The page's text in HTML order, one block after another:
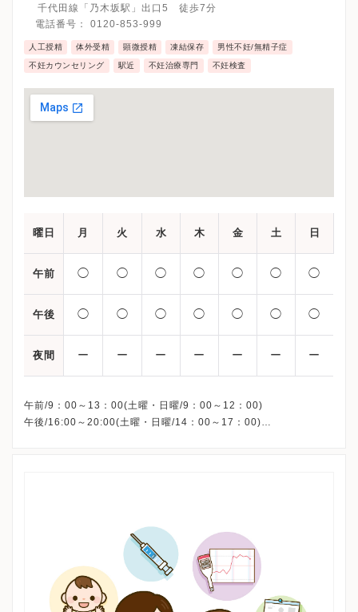
千代田線「乃木坂駅」出口5 徒歩7分
電話番号： 0120-853-999
人工授精 体外受精 顕微授精 凍結保存 男性不妊/無精子症
不妊カウンセリング 駅近 不妊治療専門 不妊検査
曜日 月 火 水 木 金 土 日
午前 ◯ ◯ ◯ ◯ ◯ ◯ ◯
午後 ◯ ◯ ◯ ◯ ◯ ◯ ◯
夜間 ー ー ー ー ー ー ー
午前/9：00～13：00(土曜・日曜/9：00～12：00)
午後/16:00～20:00(土曜・日曜/14：00～17：00)